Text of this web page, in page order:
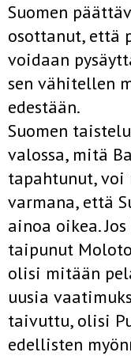
Suomen
osottanut, että
voidaan
sen vähitellen
edestään.
Suomen
valossa, mitä
tapahtunut, voi
varmana, että
ainoa oikea.
taipunut
olisi mitään
uusia
taivuttu, olisi
edellisten